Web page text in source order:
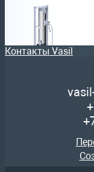
AR081.1х75
Контакты Vasil